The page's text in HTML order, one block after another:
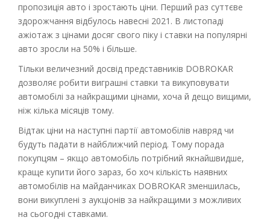
пропозиція авто і зростають ціни. Перший раз суттєве
здорожчання відбулось навесні 2021. В листопаді
ажіотаж з цінами досяг свого піку і ставки на популярні
авто зросли на 50% і більше.
Тільки величезний досвід представників DOBROKAR
дозволяє робити виграшні ставки та викуповувати
автомобілі за найкращими цінами, хоча й дещо вищими,
ніж кілька місяців тому.
Відтак ціни на наступні партії автомобілів навряд чи
будуть падати в найближчий період. Тому порада
покупцям – якщо автомобіль потрібний якнайшвидше,
краще купити його зараз, бо хоч кількість наявних
автомобілів на майданчиках DOBROKAR зменшилась,
вони викуплені з аукціонів за найкращими з можливих
на сьогодні ставками.